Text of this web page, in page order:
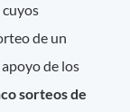
cuyos
de un
de los
sorteos de